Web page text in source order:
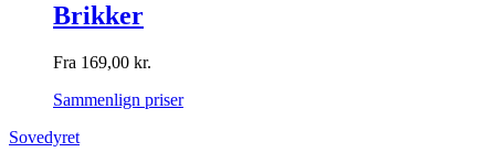
Brikker
Fra 169,00 kr.
Sammenlign priser
Sovedyret